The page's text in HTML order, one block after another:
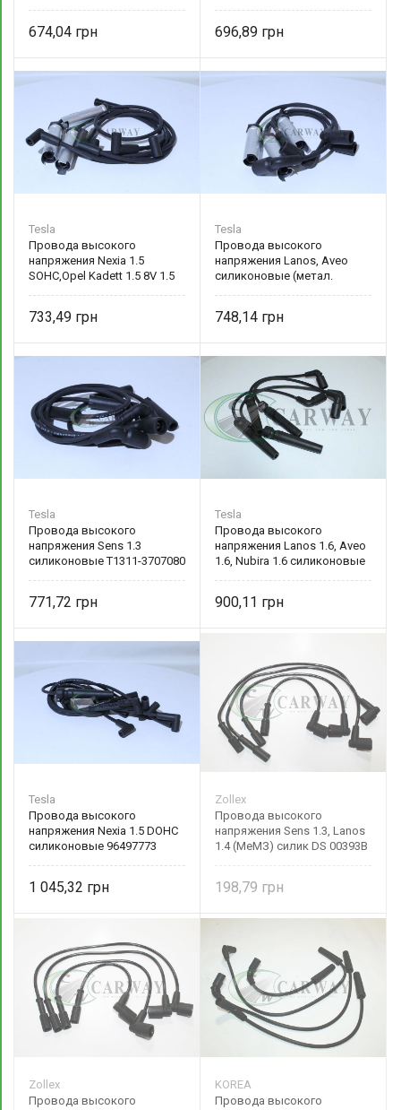
674,04 696,89
Tesla
Провода высокого
напряжения Nexia 1.5
SOHC,Opel Kadett 1.5 8V 1.5
733,49
Tesla
Провода высокого
напряжения Lanos, Aveo
силиконовые (метал.
748,14
Tesla
Провода высокого
напряжения Sens 1.3
силиконовые T1311-3707080
771,72
Tesla
Провода высокого
напряжения Lanos 1.6, Aveo
1.6, Nubira 1.6 силиконовые
900,11
Tesla
Провода высокого
напряжения Nexia 1.5 DOHC
силиконовые 96497773
1 045,32
Zollex
Провода высокого
напряжения Sens 1.3, Lanos
1.4 (МеМЗ) силик DS 00393B
198,79
Zollex
Провода высокого
KOREA
Провода высокого